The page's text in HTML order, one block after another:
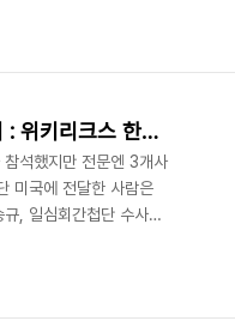
2011/09/29 - [분류 전
미, 통일부 국장 2명 각각 별도접촉 남북적십자회담 설명들어 : 위키리크스 한국전문
석했지만 전문엔 3개사
미국에 전달한 사람은
, 일심회간첩단 수사로
지난 2009년 8월말 남